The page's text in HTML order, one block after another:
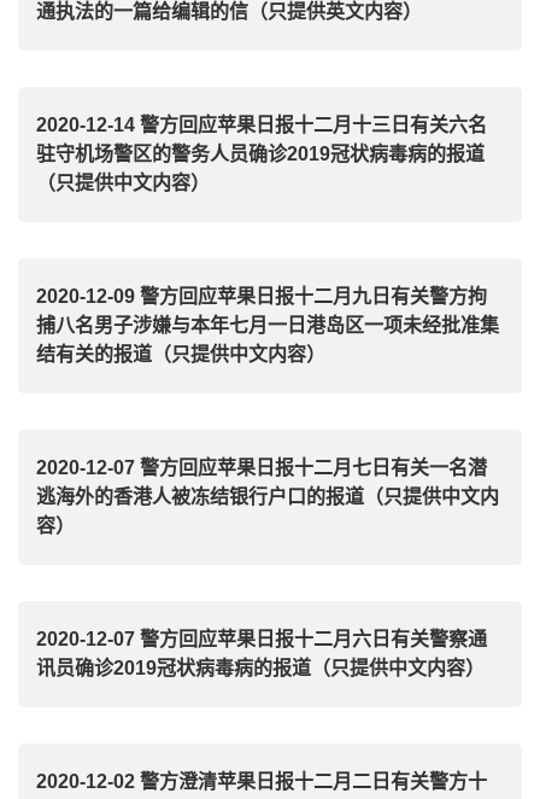
通执法的一篇给编辑的信（只提供英文内容）
2020-12-14 警方回应苹果日报十二月十三日有关六名
驻守机场警区的警务人员确诊2019冠状病毒病的报道
（只提供中文内容）
2020-12-09 警方回应苹果日报十二月九日有关警方拘
捕八名男子涉嫌与本年七月一日港岛区一项未经批准集
结有关的报道（只提供中文内容）
2020-12-07 警方回应苹果日报十二月七日有关一名潜
逃海外的香港人被冻结银行户口的报道（只提供中文内
容）
2020-12-07 警方回应苹果日报十二月六日有关警察通
讯员确诊2019冠状病毒病的报道（只提供中文内容）
2020-12-02 警方澄清苹果日报十二月二日有关警方十